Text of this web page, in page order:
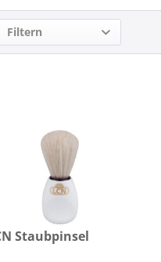
Filtern
Staubpinsel